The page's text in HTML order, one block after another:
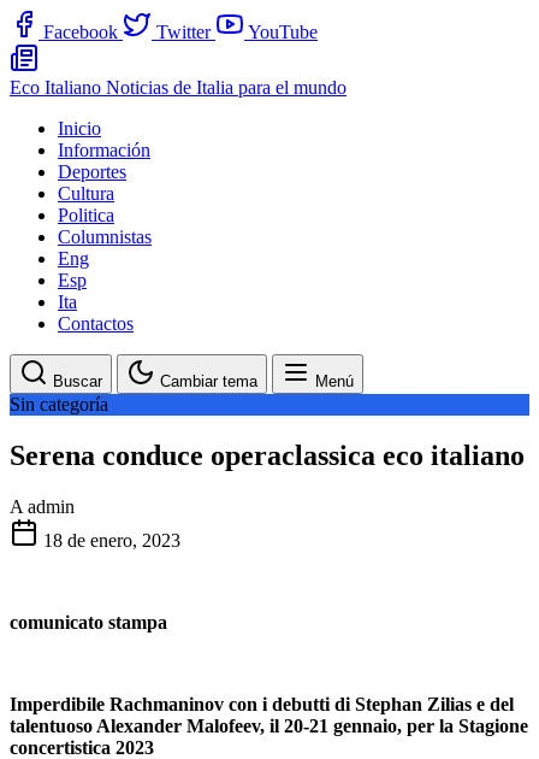
Facebook Twitter YouTube
Eco Italiano Noticias de Italia para el mundo
Inicio
Información
Deportes
Cultura
Politica
Columnistas
Eng
Esp
Ita
Contactos
Buscar Cambiar tema Menú
Sin categoría
Serena conduce operaclassica eco italiano
A admin
18 de enero, 2023
comunicato stampa
Imperdibile Rachmaninov con i debutti di Stephan Zilias e del
talentuoso Alexander Malofeev, il 20-21 gennaio, per la Stagione
concertistica 2023